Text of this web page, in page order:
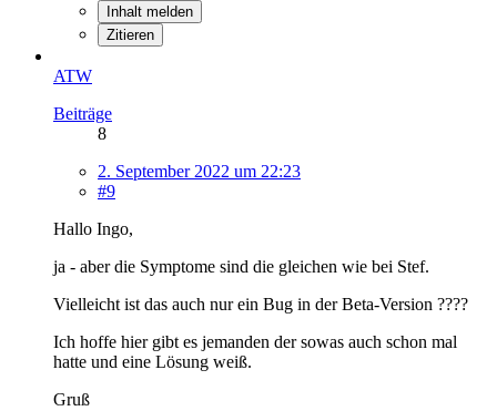
Inhalt melden
Zitieren
ATW
Beiträge
8
2. September 2022 um 22:23
#9
Hallo Ingo,
ja - aber die Symptome sind die gleichen wie bei Stef.
Vielleicht ist das auch nur ein Bug in der Beta-Version ????
Ich hoffe hier gibt es jemanden der sowas auch schon mal
hatte und eine Lösung weiß.
Gruß